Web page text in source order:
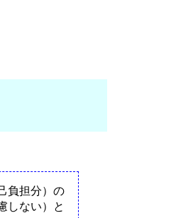
負担分）の
しない）と